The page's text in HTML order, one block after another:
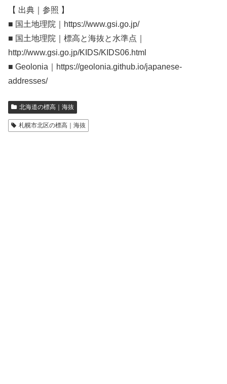
【 出典｜参照 】
■ 国土地理院｜https://www.gsi.go.jp/
■ 国土地理院｜標高と海抜と水準点｜
http://www.gsi.go.jp/KIDS/KIDS06.html
■ Geolonia｜https://geolonia.github.io/japanese-
addresses/
北海道の標高｜海抜
札幌市北区の標高｜海抜